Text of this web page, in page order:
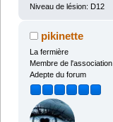
Niveau de lésion: D12
pikinette
La fermière
Membre de l'association
Adepte du forum